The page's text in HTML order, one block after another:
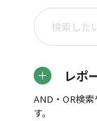
レポ
AND・OR検
す。